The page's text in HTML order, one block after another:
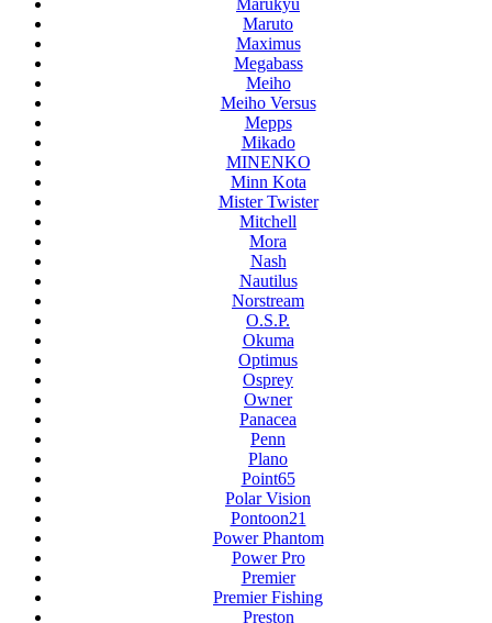
Marukyu
Maruto
Maximus
Megabass
Meiho
Meiho Versus
Mepps
Mikado
MINENKO
Minn Kota
Mister Twister
Mitchell
Mora
Nash
Nautilus
Norstream
O.S.P.
Okuma
Optimus
Osprey
Owner
Panacea
Penn
Plano
Point65
Polar Vision
Pontoon21
Power Phantom
Power Pro
Premier
Premier Fishing
Preston